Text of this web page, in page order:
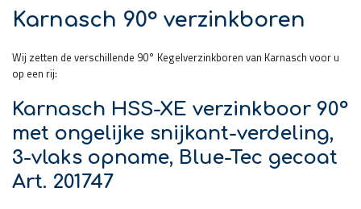
Karnasch 90° verzinkboren
Wij zetten de verschillende 90° Kegelverzinkboren van Karnasch voor u
op een rij:
Karnasch HSS-XE verzinkboor 90°
met ongelijke snijkant-verdeling,
3-vlaks opname, Blue-Tec gecoat
Art. 201747